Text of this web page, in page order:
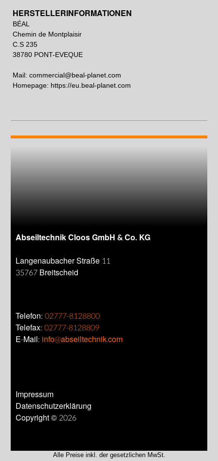
HERSTELLERINFORMATIONEN
BÉAL
Chemin de Montplaisir
C.S 235
38780 PONT-EVEQUE
Mail:commercial@beal-planet.com
Homepage: https://eu.beal-planet.com
Abseiltechnik Cloos GmbH & Co. KG
Langenaubacher Straße 11
35767 Breitscheid
Telefon:02777-8128800
Telefax:02777-8128809
E-Mail: info@abseiltechnik.com
Impressum
Datenschutzerklärung
Copyright © 2026
Alle Preise inkl. der gesetzlichen MwSt.